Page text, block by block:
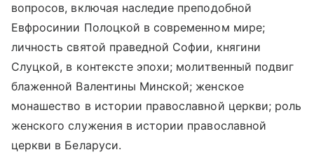
вопросов, включая наследие преподобной
Евфросинии Полоцкой в современном мире;
личность святой праведной Софии, княгини
Слуцкой, в контексте эпохи; молитвенный подвиг
блаженной Валентины Минской; женское
монашество в истории православной церкви; роль
женского служения в истории православной
церкви в Беларуси.